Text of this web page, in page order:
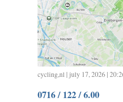
cycling,nl | july 17, 2026 |
0716 / 122 / 6.00